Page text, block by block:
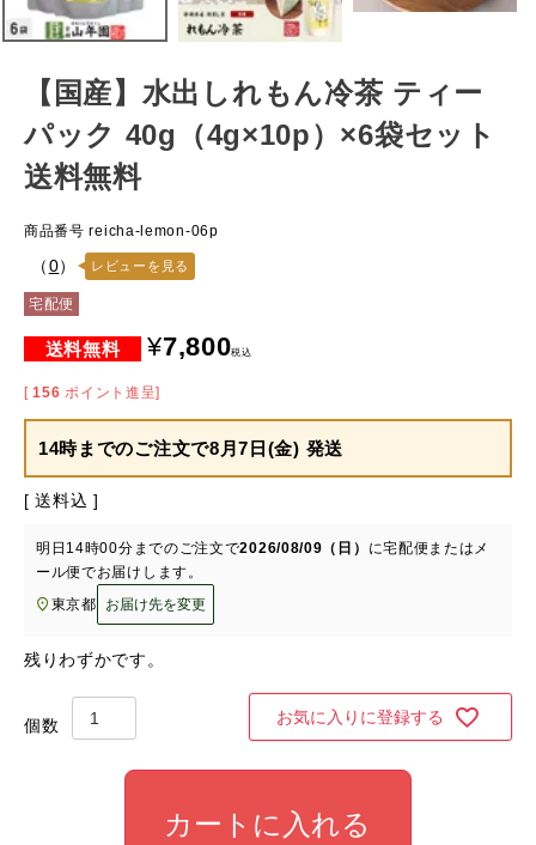
【国産】水出しれもん冷茶 ティー
パック 40g（4g×10p）×6袋セット
送料無料
商品番号 reicha-lemon-06p
（0） レビューを見る
宅配便
¥7,800税込
[ 156 ポイント進呈]
14時までのご注文で8月7日(金) 発送
送料込
明日 14時00分 までのご注文で2026/08/09（日） に宅配便またはメ
ール便でお届けします。
東京都
お届け先を変更
残りわずかです。
お気に入りに登録する
カートに入れる